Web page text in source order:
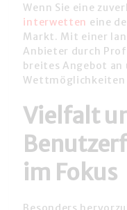
Wenn Sie eine
interwetten eine
Markt. Mit einer
Anbieter durch
breites Angebot an
Wettmöglichkeiten
Vielfalt
im Fokus